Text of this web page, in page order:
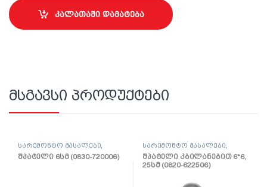
კალათაში დამატება
მსგავსი პროდუქტები
სარემონტო მასალები
შპატელი, საპრიალებელი,
ქაფჩა
შპატელი 6სმ (0830-720006)
სარემონტო მასალები
შპატელი, საპრიალებელი,
ქაფჩა
შპატელი კბილანებით 6*6,
25სმ (0820-622506)